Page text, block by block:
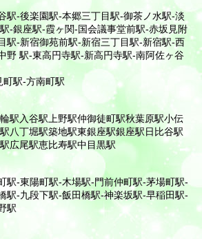
駅-後楽園駅-本郷三丁目駅-御茶ノ水駅-淡
-銀座駅-霞ヶ関-国会議事堂前駅-赤坂見附
駅-新宿御苑前駅-新宿三丁目駅-新宿駅-西
野 駅-東高円寺駅-新高円寺駅-南阿佐ヶ谷
町駅-方南町駅
駅入谷駅上野駅仲御徒町駅秋葉原駅小伝
八丁堀駅築地駅東銀座駅銀座駅日比谷駅
広尾駅恵比寿駅中目黒駅
駅-東陽町駅-木場駅-門前仲町駅-茅場町駅-
駅-九段下駅-飯田橋駅-神楽坂駅-早稲田駅-
駅